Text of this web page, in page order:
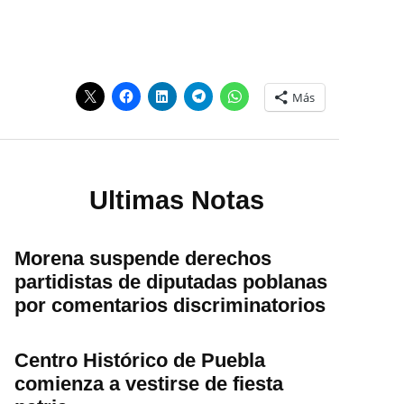
Más
Ultimas Notas
Morena suspende derechos
partidistas de diputadas poblanas
por comentarios discriminatorios
Centro Histórico de Puebla
comienza a vestirse de fiesta